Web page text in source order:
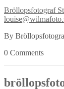
Bröllopsfotograf
By
0 Comments